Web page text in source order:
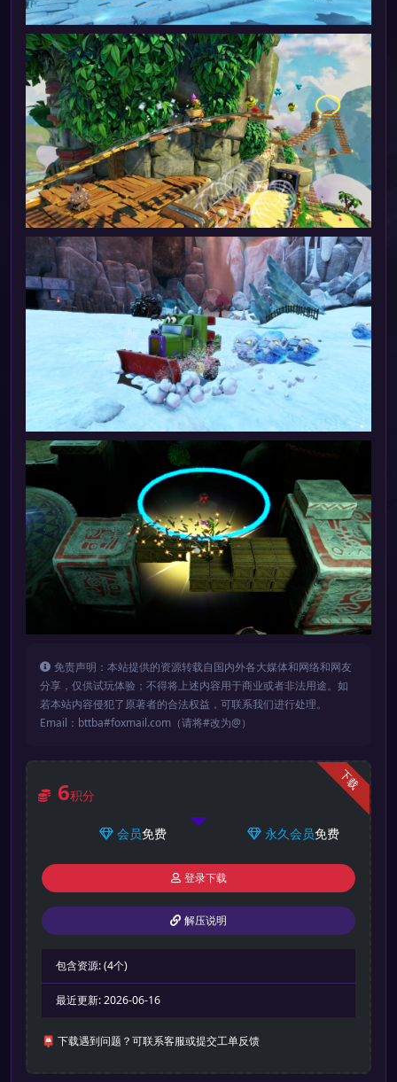
免责声明：本站提供的资源转载自国内外各大媒体和网络和网友
分享，仅供试玩体验；不得将上述内容用于商业或者非法用途。如
若本站内容侵犯了原著者的合法权益，可联系我们进行处理。
Email：bttba#foxmail.com（请将#改为@）
下载
6积分
会员免费 永久会员免费
登录下载
解压说明
包含资源:(4个)
最近更新:2026-06-16
📮 下载遇到问题？可联系客服或提交工单反馈